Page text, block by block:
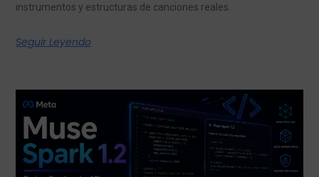
instrumentos y estructuras de canciones reales.
Seguir Leyendo